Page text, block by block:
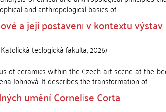
and anthropological basics of ...
a její postavení v kontextu
teologická fakulta,2026)
of ceramics within the Czech art scene at the
Johnová. It describes the transformation of ...
umění Cornelise Corta